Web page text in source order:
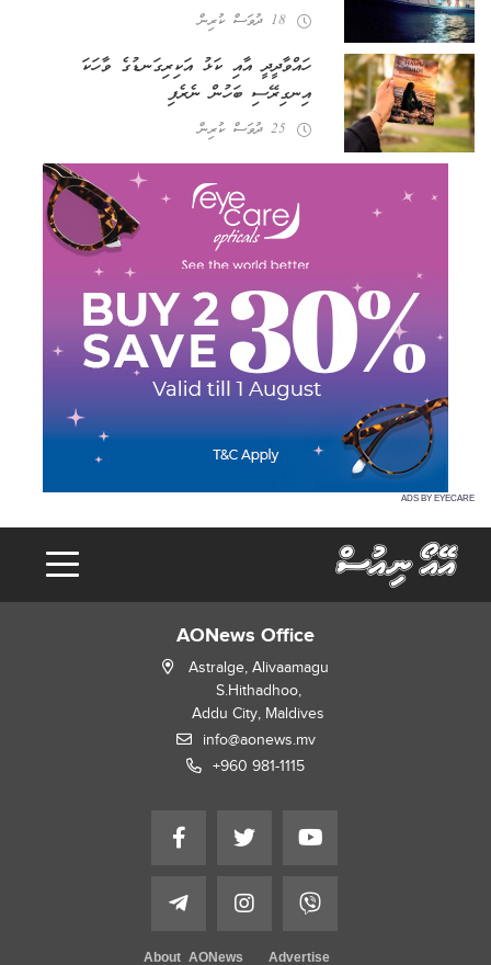
18 ދުވަސް ކުރިން
ހައްވާދީދީ އާއި ކަޅު އަކިރިގަނޑުގެ ވާހަކަ
އިނގިރޭސި ބަހުން ނެރެފި
25 ދުވަސް ކުރިން
ADS BY EYECARE
AONews Office
Astralge, Alivaamagu
S.Hithadhoo,
Addu City, Maldives
info@aonews.mv
+960 981-1115
About AONews Advertise